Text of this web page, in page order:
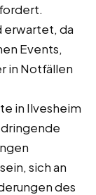
erwartet, da
Events,
in Notfällen
in Ilvesheim
sich an
des